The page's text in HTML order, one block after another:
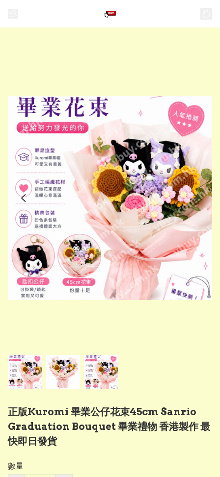
正版Kuromi 畢業公仔花束45cm Sanrio
Graduation Bouquet 畢業禮物 香港製作 最
快即日發貨
數量